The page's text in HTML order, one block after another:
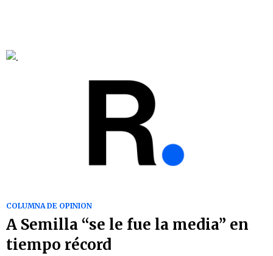
COLUMNA DE OPINION
A Semilla “se le fue la media” en
tiempo récord